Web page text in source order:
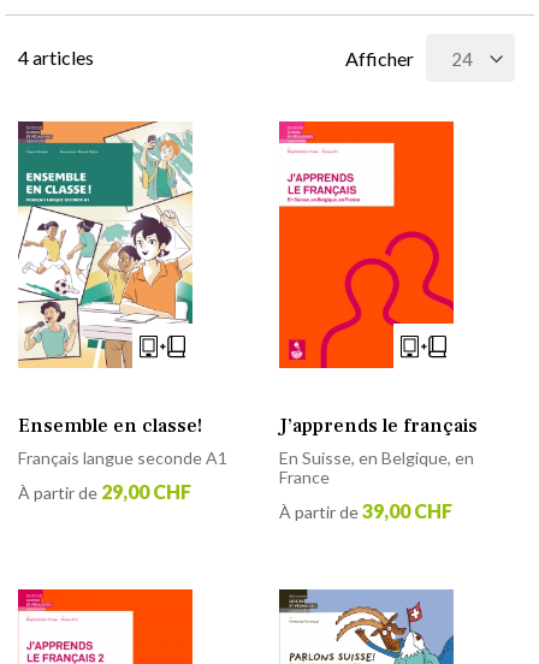
4articles Afficher
Ensemble en classe!
Français langue seconde A1
À partir de 29,00 CHF
J’apprends le français
En Suisse, en Belgique, en
France
À partir de39,00 CHF